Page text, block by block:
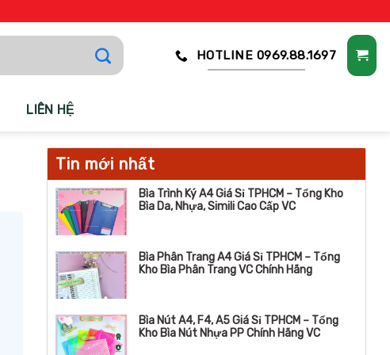
HOTLINE 0969.88.1697
LIÊN HỆ
Tin mới nhất
Bìa Trình Ký A4 Giá Sỉ TPHCM – Tổng Kho
Bìa Da, Nhựa, Simili Cao Cấp VC
Bìa Phân Trang A4 Giá Sỉ TPHCM – Tổng
Kho Bìa Phân Trang VC Chính Hãng
Bìa Nút A4, F4, A5 Giá Sỉ TPHCM – Tổng
Kho Bìa Nút Nhựa PP Chính Hãng VC